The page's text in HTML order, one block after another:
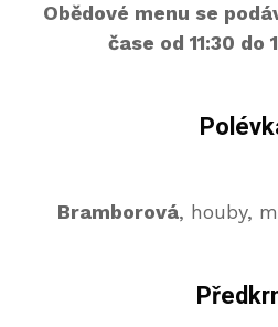
Obědové menu se
čase od 11:30 do
Bramborová, houby,